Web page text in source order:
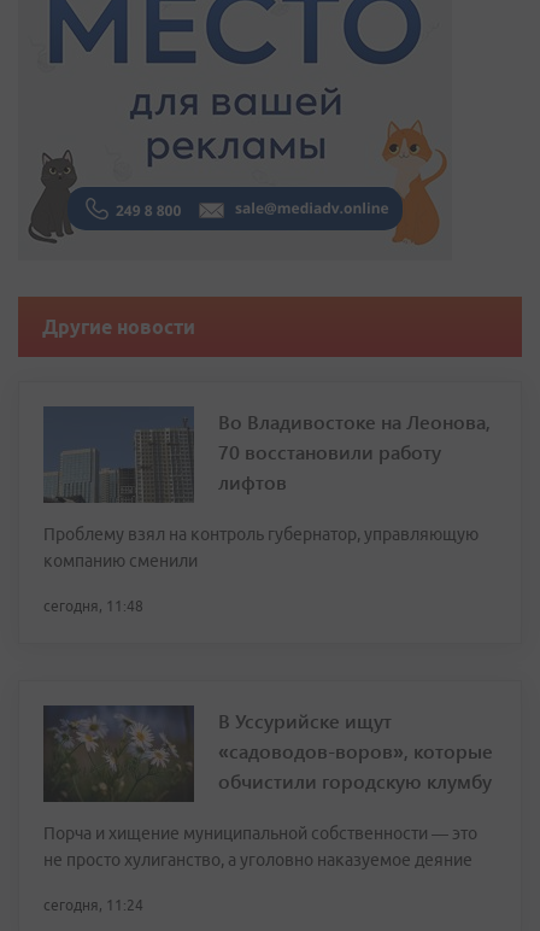
Другие новости
Во Владивостоке на Леонова,
70 восстановили работу
лифтов
Проблему взял на контроль губернатор, управляющую
компанию сменили
сегодня, 11:48
В Уссурийске ищут
«садоводов-воров», которые
обчистили городскую клумбу
Порча и хищение муниципальной собственности — это
не просто хулиганство, а уголовно наказуемое деяние
сегодня, 11:24